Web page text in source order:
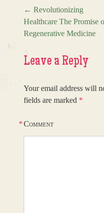
Post
← Revolutionizing
Healthcare The Promise
Regenerative Medicine
Leave a Reply
Your email address will
fields are marked *
Comment
*